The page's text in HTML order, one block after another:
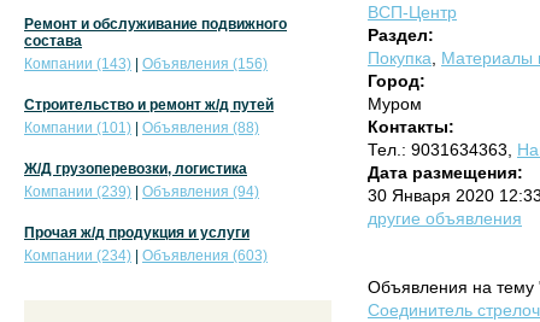
ВСП-Центр
Раздел:
Покупка
Материалы
Город:
Муром
Контакты:
Тел.: 9031634363,
Дата размещения:
30 Января 2020
другие объявления
Объявления на тему
Соединитель
Ремонт и обслуживание подвижного
состава
Компании (143)
Объявления (156)
Строительство и ремонт ж/д путей
Компании (101)
Объявления (88)
Ж/Д грузоперевозки, логистика
Компании (239)
Объявления (94)
Прочая ж/д продукция и услуги
Компании (234)
Объявления (603)